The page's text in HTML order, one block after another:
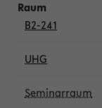
B2-241
UHG
Seminarraum